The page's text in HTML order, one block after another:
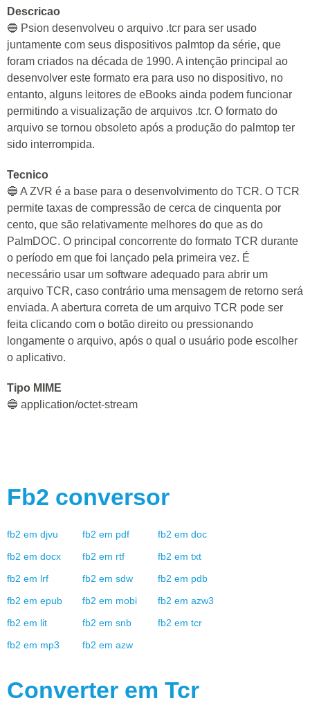
Descricao
🔵 Psion desenvolveu o arquivo .tcr para ser usado
juntamente com seus dispositivos palmtop da série, que
foram criados na década de 1990. A intenção principal ao
desenvolver este formato era para uso no dispositivo, no
entanto, alguns leitores de eBooks ainda podem funcionar
permitindo a visualização de arquivos .tcr. O formato do
arquivo se tornou obsoleto após a produção do palmtop ter
sido interrompida.
Tecnico
🔵 A ZVR é a base para o desenvolvimento do TCR. O TCR
permite taxas de compressão de cerca de cinquenta por
cento, que são relativamente melhores do que as do
PalmDOC. O principal concorrente do formato TCR durante
o período em que foi lançado pela primeira vez. É
necessário usar um software adequado para abrir um
arquivo TCR, caso contrário uma mensagem de retorno será
enviada. A abertura correta de um arquivo TCR pode ser
feita clicando com o botão direito ou pressionando
longamente o arquivo, após o qual o usuário pode escolher
o aplicativo.
Tipo MIME
🔵 application/octet-stream
Fb2 conversor
fb2 em djvu fb2 em pdf fb2 em doc
fb2 em docx fb2 em rtf fb2 em txt
fb2 em lrf fb2 em sdw fb2 em pdb
fb2 em epub fb2 em mobi fb2 em azw3
fb2 em lit fb2 em snb fb2 em tcr
fb2 em mp3 fb2 em azw
Converter em Tcr